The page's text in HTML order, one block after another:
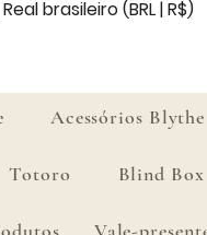
brasileiro (BRL | R$)
Acessórios Blythe
Totoro Blind Box